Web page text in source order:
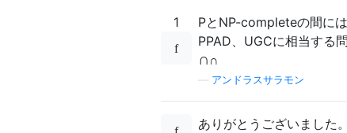
1
PとNP-completeの間に
PPAD、UGCに相当する
∩ ∩
アンドラスサラモン
ありがとうございました